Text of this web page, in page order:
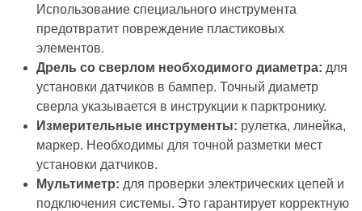
Использование специального инструмента
предотвратит повреждение пластиковых
элементов.
Дрель со сверлом необходимого диаметра: для
установки датчиков в бампер. Точный диаметр
сверла указывается в инструкции к парктронику.
Измерительные инструменты: рулетка, линейка,
маркер. Необходимы для точной разметки мест
установки датчиков.
Мультиметр: для проверки электрических цепей и
подключения системы. Это гарантирует корректную